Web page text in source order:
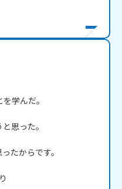
学んだ。
思った。
たからです。